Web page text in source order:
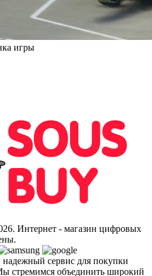
Интернет - магазин цифровых
сервис для покупки
стремимся объединить широкий